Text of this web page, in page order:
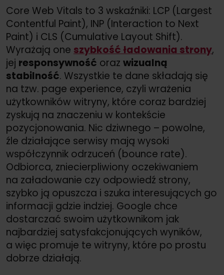
Core Web Vitals to 3 wskaźniki: LCP (Largest
Contentful Paint), INP (Interaction to Next
Paint) i CLS (Cumulative Layout Shift).
Wyrażają one szybkość ładowania strony,
jej responsywność oraz wizualną
stabilność. Wszystkie te dane składają się
na tzw. page experience, czyli wrażenia
użytkowników witryny, które coraz bardziej
zyskują na znaczeniu w kontekście
pozycjonowania. Nic dziwnego – powolne,
źle działające serwisy mają wysoki
współczynnik odrzuceń (bounce rate).
Odbiorca, zniecierpliwiony oczekiwaniem
na załadowanie czy odpowiedź strony,
szybko ją opuszcza i szuka interesujących go
informacji gdzie indziej. Google chce
dostarczać swoim użytkownikom jak
najbardziej satysfakcjonujących wyników,
a więc promuje te witryny, które po prostu
dobrze działają.